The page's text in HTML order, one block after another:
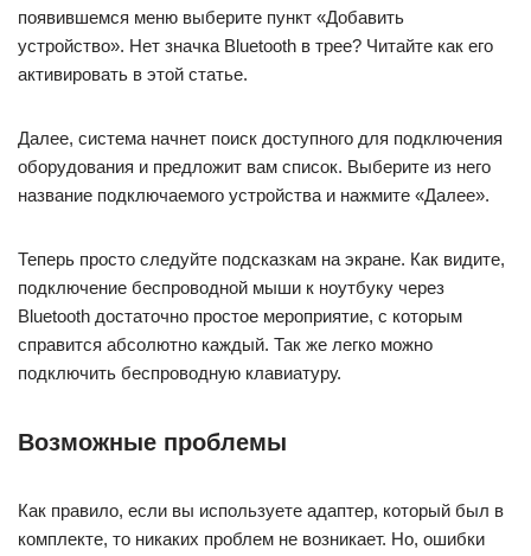
появившемся меню выберите пункт «Добавить
устройство». Нет значка Bluetooth в трее? Читайте как его
активировать в этой статье.
Далее, система начнет поиск доступного для подключения
оборудования и предложит вам список. Выберите из него
название подключаемого устройства и нажмите «Далее».
Теперь просто следуйте подсказкам на экране. Как видите,
подключение беспроводной мыши к ноутбуку через
Bluetooth достаточно простое мероприятие, с которым
справится абсолютно каждый. Так же легко можно
подключить беспроводную клавиатуру.
Возможные проблемы
Как правило, если вы используете адаптер, который был в
комплекте, то никаких проблем не возникает. Но, ошибки